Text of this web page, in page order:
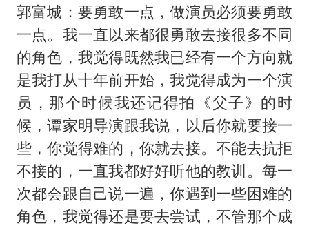
郭富城：要勇敢一点，做演员必须要勇敢
一点。我一直以来都很勇敢去接很多不同
的角色，我觉得既然我已经有一个方向就
是我打从十年前开始，我觉得成为一个演
员，那个时候我还记得拍《父子》的时
候，谭家明导演跟我说，以后你就要接一
些，你觉得难的，你就去接。不能去抗拒
不接的，一直我都好好听他的教训。每一
次都会跟自己说一遍，你遇到一些困难的
角色，我觉得还是要去尝试，不管那个成